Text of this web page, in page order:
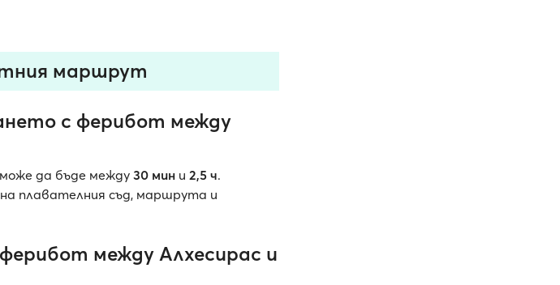
маршрут
с ферибот между
да бъде между 30 мин и 2,5 ч.
плавателния съд, маршрута и
между Алхесирас и